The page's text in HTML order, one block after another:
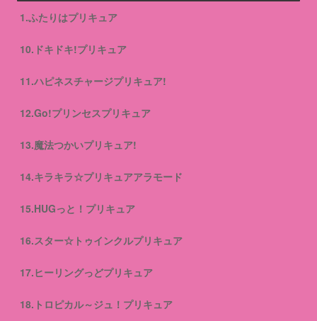
1.ふたりはプリキュア
10.ドキドキ!プリキュア
11.ハピネスチャージプリキュア!
12.Go!プリンセスプリキュア
13.魔法つかいプリキュア!
14.キラキラ☆プリキュアアラモード
15.HUGっと！プリキュア
16.スター☆トゥインクルプリキュア
17.ヒーリングっどプリキュア
18.トロピカル～ジュ！プリキュア